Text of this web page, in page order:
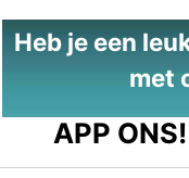
Heb je een
met
APP ONS!